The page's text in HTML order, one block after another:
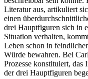
Literatur aus, artikuliert
einen
drei Hauptfiguren sich in
Situation verhalten,
Leben schon in
Würde bewahren. Bei
Prozesse konstituiert,
der drei Hauptfiguren